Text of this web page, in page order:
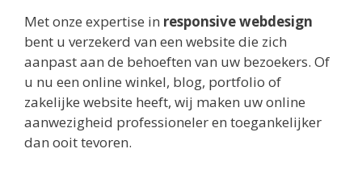
Met onze expertise in responsive webdesign
bent u verzekerd van een website die zich
aanpast aan de behoeften van uw bezoekers. Of
u nu een online winkel, blog, portfolio of
zakelijke website heeft, wij maken uw online
aanwezigheid professioneler en toegankelijker
dan ooit tevoren.